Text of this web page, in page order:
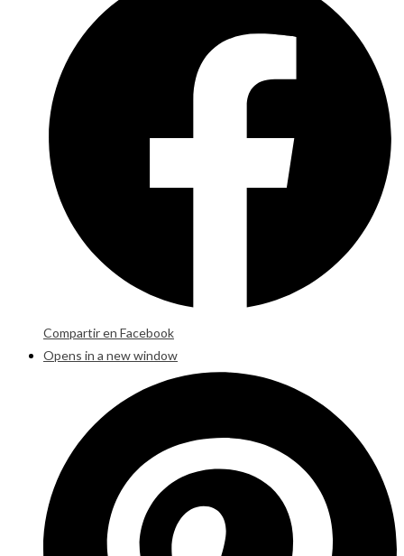
Compartir en Facebook
Opens in a new window